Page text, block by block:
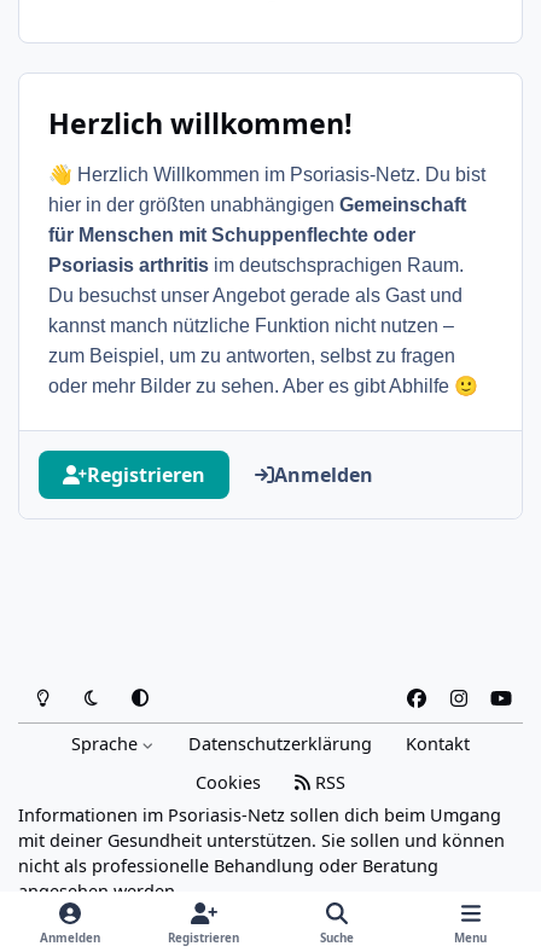
Herzlich willkommen!
👋 Herzlich Willkommen im Psoriasis-Netz. Du bist
hier in der größten unabhängigen Gemeinschaft
für Menschen mit Schuppenflechte oder
Psoriasis arthritis im deutschsprachigen Raum.
Du besuchst unser Angebot gerade als Gast und
kannst manch nützliche Funktion nicht nutzen –
zum Beispiel, um zu antworten, selbst zu fragen
oder mehr Bilder zu sehen. Aber es gibt Abhilfe 🙂
Registrieren Anmelden
Heller ModusDunkler Modus
Systemeinstellung
a
b
o
o
n
s
a
g
o
u
b
Sprache Datenschutzerklärung
Kontakt
Cookies
RSS
Informationen im Psoriasis-Netz sollen dich beim Umgang
mit deiner Gesundheit unterstützen. Sie sollen und können
nicht als professionelle Behandlung oder Beratung
angesehen werden.
Powered by
Invision Community
Anmelden Registrieren Suche Menu